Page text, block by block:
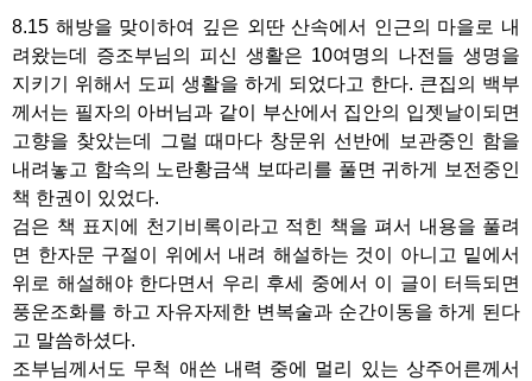
8.15 해방을 맞이하여 깊은 외딴 산속에서 인근의 마을로 내
려왔는데 증조부님의 피신 생활은 10여명의 나전들 생명을
지키기 위해서 도피 생활을 하게 되었다고 한다. 큰집의 백부
께서는 필자의 아버님과 같이 부산에서 집안의 입젯날이되면
고향을 찾았는데 그럴 때마다 창문위 선반에 보관중인 함을
내려놓고 함속의 노란황금색 보따리를 풀면 귀하게 보전중인
책 한권이 있었다.
검은 책 표지에 천기비록이라고 적힌 책을 펴서 내용을 풀려
면 한자문 구절이 위에서 내려 해설하는 것이 아니고 밑에서
위로 해설해야 한다면서 우리 후세 중에서 이 글이 터득되면
풍운조화를 하고 자유자제한 변복술과 순간이동을 하게 된다
고 말씀하셨다.
조부님께서도 무척 애쓴 내력 중에 멀리 있는 상주어른께서